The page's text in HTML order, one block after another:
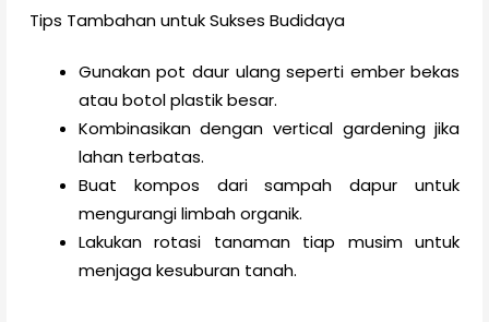
Tips Tambahan untuk Sukses Budidaya
Gunakan pot daur ulang seperti ember bekas
atau botol plastik besar.
Kombinasikan dengan vertical gardening jika
lahan terbatas.
Buat kompos dari sampah dapur untuk
mengurangi limbah organik.
Lakukan rotasi tanaman tiap musim untuk
menjaga kesuburan tanah.